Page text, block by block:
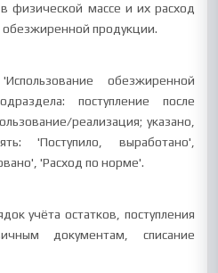
физической массе и их расход
продукции.
обезжиренной
поступление после
реализация; указано,
'Поступило, выработано',
'Расход по норме'.
учёта остатков, поступления
документам, списание